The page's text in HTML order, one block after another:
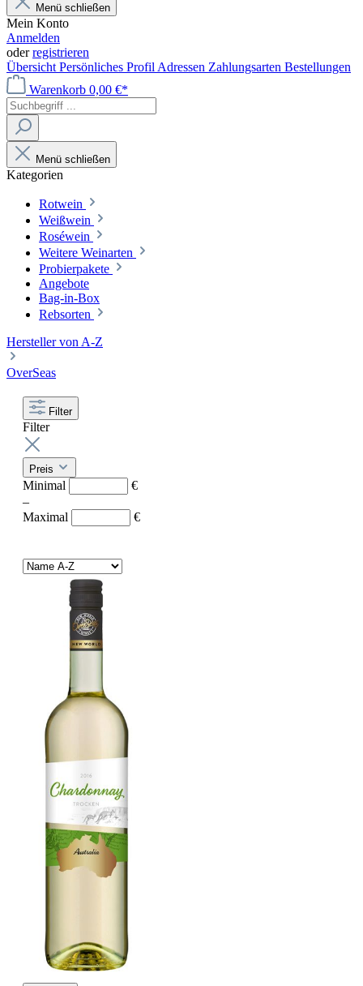
Menü schließen
Mein Konto
Anmelden
oderregistrieren
Übersicht Persönliches Profil Adressen Zahlungsarten Bestellungen
Warenkorb 0,00 €*
Menü schließen
Kategorien
Rotwein
Weißwein
Roséwein
Weitere Weinarten
Probierpakete
Angebote
Bag-in-Box
Rebsorten
Hersteller von A-Z
OverSeas
Filter
Filter
Preis
Minimal
€
–
Maximal
€